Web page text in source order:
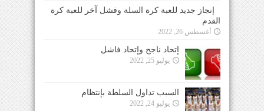
إنجاز جديد للعبة كرة السلة وفشل آخر للعبة كرة
القدم
أغسطس 26, 2022
إتحاد ناجح وإتحاد فاشل
يوليو 25, 2022
السبب تداول السلطة بإنتظام
يوليو 24, 2022